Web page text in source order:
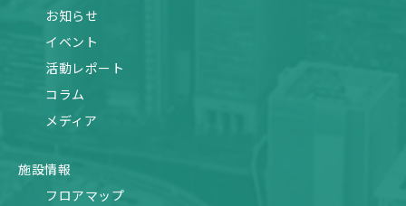
お知らせ
イベント
活動レポート
コラム
メディア
施設情報
フロアマップ